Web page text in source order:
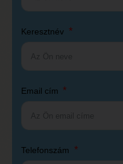
Keresztnév
Email cím
Telefonszám